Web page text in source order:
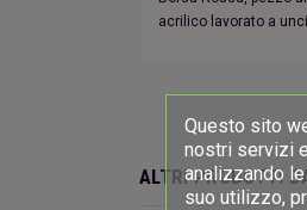
acrilico lavorato a
ALTRI PRODOTTI
Questo sito
nostri servizi
analizzando
suo utilizzo,